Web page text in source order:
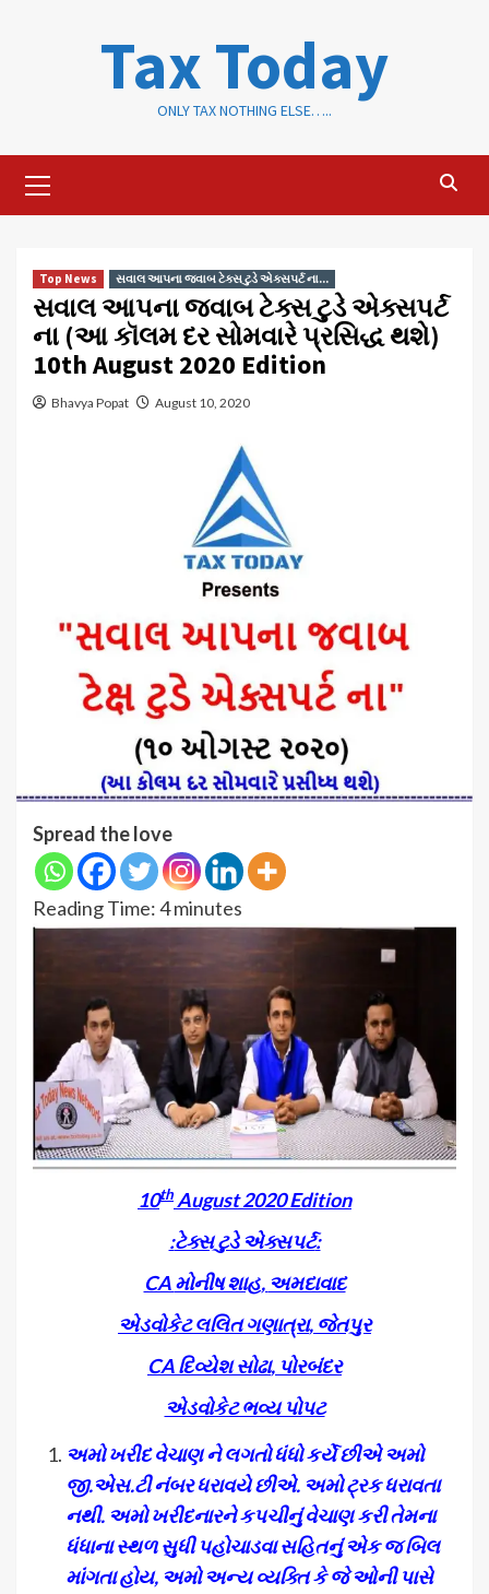
Tax Today
ONLY TAX NOTHING ELSE…..
Menu
Top News સવાલ આપના જવાબ ટેક્સ ટુડે એક્સપર્ટ ના...
સવાલ આપના જવાબ ટેક્સ ટુડે એક્સપર્ટ
ના (આ કૉલમ દર સોમવારે પ્રસિદ્ધ થશે)
10th August 2020 Edition
Bhavya Popat August 10, 2020
Spread the love
Reading Time:4minutes
10th August 2020 Edition
:ટેક્સ ટુડે એક્સપર્ટ:
CAમોનીષ શાહ, અમદાવાદ
એડવોકેટલલિત ગણાત્રા, જેતપુર
CAદિવ્યેશ સોઢા, પોરબંદર
એડવોકેટ ભવ્ય પોપટ
અમો ખરીદ વેચાણ ને લગતો ધંધો કર્યે છીએ અમો
જી.એસ.ટી નંબર ધરાવયે છીએ. અમો ટ્રક ધરાવતા
નથી. અમો ખરીદનારને કપચીનું વેચાણ કરી તેમના
ધંધાના સ્થળ સુધી પહોચાડવા સહિતનું એક જ બિલ
માંગતા હોય, અમો અન્ય વ્યક્તિ કે જે ઓની પાસે